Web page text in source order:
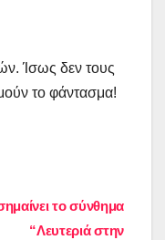
Ίσως δεν τους
το φάντασμα!
το σύνθημα
“Λευτεριά στην